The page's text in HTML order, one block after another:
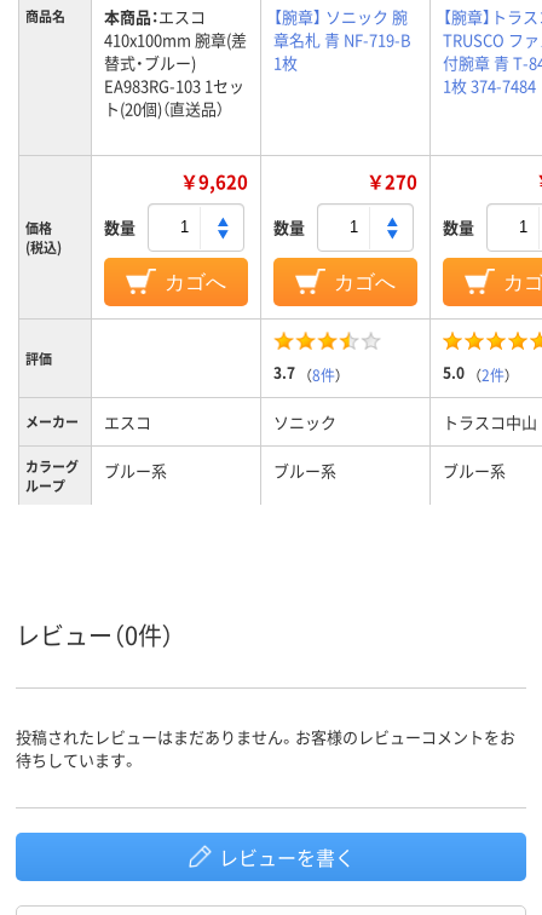
商品名 本商品：エスコ
410x100mm 腕章(差
替式・ブルー)
EA983RG-103 1セッ
ト(20個)（直送品）
【腕章】 ソニック 腕
章名札 青 NF-719-B
1枚
【腕章】トラ
TRUSCO フ
付腕章 青 T-
1枚 374-7484
価格
(税込)
￥9,620
数量
カゴへ
￥270
数量
カゴへ
数量
カ
評価
3.7 （8件） 5.0 （2件）
メーカー エスコ ソニック トラスコ中山
カラーグ
ループ
ブルー系 ブルー系 ブルー系
レビュー（0件）
投稿されたレビューはまだありません。お客様のレビューコメントをお
待ちしています。
レビューを書く